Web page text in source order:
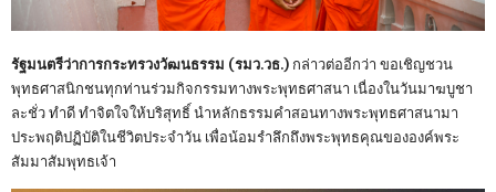
รัฐมนตรีว่าการกระทรวงวัฒนธรรม (รมว.วธ.) กล่าวต่ออีกว่า ขอเชิญชวน
พุทธศาสนิกชนทุกท่านร่วมกิจกรรมทางพระพุทธศาสนา เนื่องในวันมาฆบูชา
ละชั่ว ทำดี ทำจิตใจให้บริสุทธิ์ นำหลักธรรมคำสอนทางพระพุทธศาสนามา
ประพฤติปฏิบัติในชีวิตประจำวัน เพื่อน้อมรำลึกถึงพระพุทธคุณขององค์พระ
สัมมาสัมพุทธเจ้า